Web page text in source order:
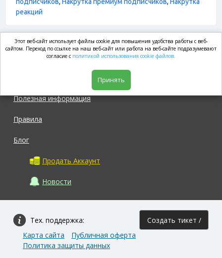
реакций
market.com
Полезная информация
Правила
Блог
Продать Аккаунт
Новости
Тех. поддержка: Создать тикет /
Карта сайта
Публичная оферта
Политика защиты данных
Этот веб-сайт использует файлы cookie для повышения удобства работы с веб-
сайтом. Переход по ссылке на наш веб-сайт или работа на веб-сайте подразумевают
согласие с политикой использования cookie файлов.
Принять